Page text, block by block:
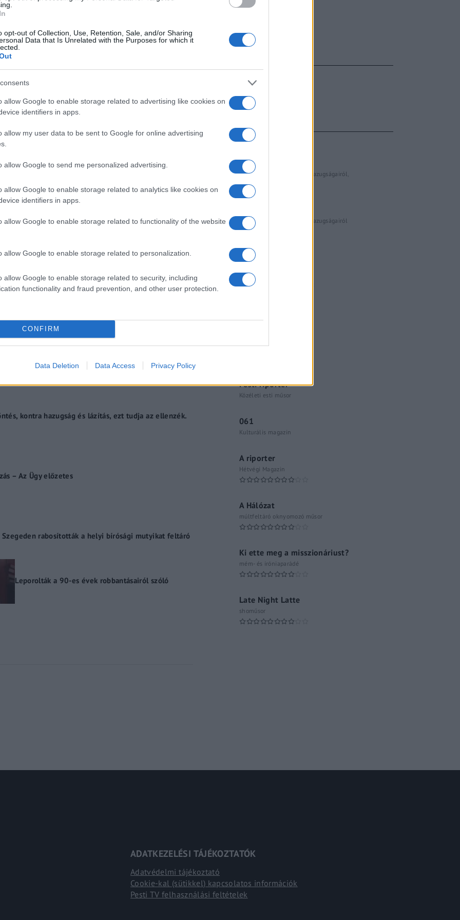
opt-out of Collection, Use, Retention, Sale, and/or Sharing
Data that Is Unrelated with the Purposes for which it
allow Google to enable storage related to advertising like cookies on
identifiers in apps.
allow my user data to be sent to Google for online advertising
allow Google to send me personalized advertising.
allow Google to enable storage related to analytics like cookies on
identifiers in apps.
allow Google to enable storage related to functionality of the website
allow Google to enable storage related to personalization.
allow Google to enable storage related to security, including
functionality and fraud prevention, and other user protection.
CONFIRM
Data Deletion Data Access Privacy Policy
Szabó Tímea élete a 2000-es években,
a PestiTV létezését!”
láz ellen és Szombathelyé az ország legdrágábban
és alkotmány
úgy forrnak az indulatok!- Az Ügy
kontra hazugság és lázítás, ezt tudja az ellenzék.
– Az Ügy előzetes
Szegeden rabosították a helyi bírósági mutyikat feltáró
Leporolták a 90-es évek robbantásairól szóló
AJÁNLOTT VIDEÓK
Libernyákok
elemző műsor a baloldal hazugságairól
Görbe tükör a baloldalról
elemző műsor a baloldal hazugságairól
Küzdőtér
talk-show
Hópelyhek olvadása
Esti hírshow
Az ügy
Pesti riporter
Közéleti esti műsor
061
Kulturális magazin
A riporter
Hétvégi Magazin
A Hálózat
múltfeltáró oknyomozó műsor
Ki ette meg a misszionáriust?
mém- és iróniaparádé
Late Night Latte
shoműsor
ADATKEZELÉSI TÁJÉKOZTATÓK
Adatvédelmi tájékoztató
Cookie-kal (sütikkel) kapcsolatos információk
Pesti TV felhasználási feltételek